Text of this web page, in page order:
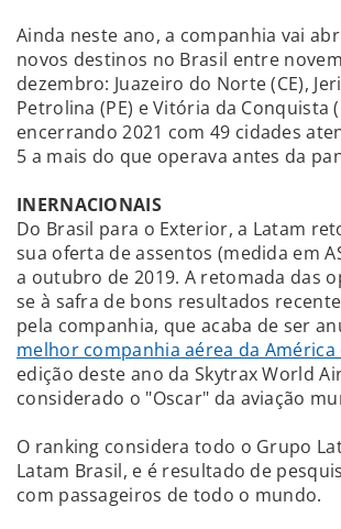
Ainda neste ano, a companhia vai
novos destinos no Brasil entre
dezembro: Juazeiro do Norte (CE),
Petrolina (PE) e Vitória da Conquista
encerrando 2021 com 49 cidades
5 a mais do que operava antes da
INERNACIONAIS
Do Brasil para o Exterior, a Latam
sua oferta de assentos (medida em
a outubro de 2019. A retomada das
se à safra de bons resultados
pela companhia, que acaba de ser
melhor companhia aérea da América
edição deste ano da Skytrax World
considerado o "Oscar" da aviação
O ranking considera todo o Grupo
Latam Brasil, e é resultado de
com passageiros de todo o mundo.